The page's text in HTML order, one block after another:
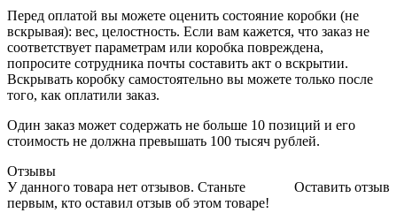
Перед оплатой вы можете оценить состояние коробки (не
вскрывая): вес, целостность. Если вам кажется, что заказ не
соответствует параметрам или коробка повреждена,
попросите сотрудника почты составить акт о вскрытии.
Вскрывать коробку самостоятельно вы можете только после
того, как оплатили заказ.
Один заказ может содержать не больше 10 позиций и его
стоимость не должна превышать 100 тысяч рублей.
Отзывы
Оставить отзыв
У данного товара нет отзывов. Станьте
первым, кто оставил отзыв об этом товаре!